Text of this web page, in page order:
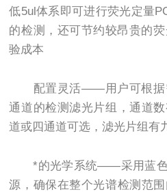
低5ul体系即可进行荧光定量
的检测，还可节约较昂贵的
验成本
配置灵活——用户可根据
通道的检测滤光片组，通道
道或四通道可选，滤光片组有
*的光学系统——采用蓝色
源，确保在整个光谱检测范